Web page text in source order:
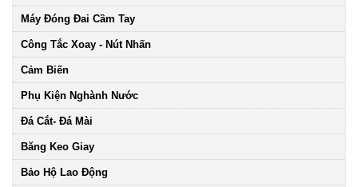
Máy Đóng Đai Cầm Tay
Công Tắc Xoay - Nút Nhấn
Cảm Biến
Phụ Kiện Nghành Nước
Đá Cắt- Đá Mài
Băng Keo Giay
Bảo Hộ Lao Động